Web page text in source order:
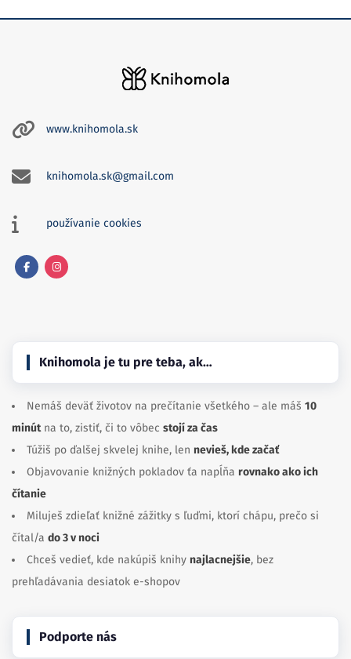
www.knihomola.sk
knihomola.sk@gmail.com
používanie cookies
Knihomola je tu pre teba, ak…
Nemáš deväť životov na prečítanie všetkého – ale máš 10
minútna to, zistiť, či to vôbec stojí za čas
Túžiš po ďalšej skvelej knihe, len nevieš, kde začať
Objavovanie knižných pokladov ťa napĺňa rovnako ako ich
čítanie
Miluješ zdieľať knižné zážitky s ľuďmi, ktorí chápu, prečo si
čítal/a do 3 v noci
Chceš vedieť, kde nakúpiš knihy najlacnejšie, bez
prehľadávania desiatok e-shopov
Podporte nás